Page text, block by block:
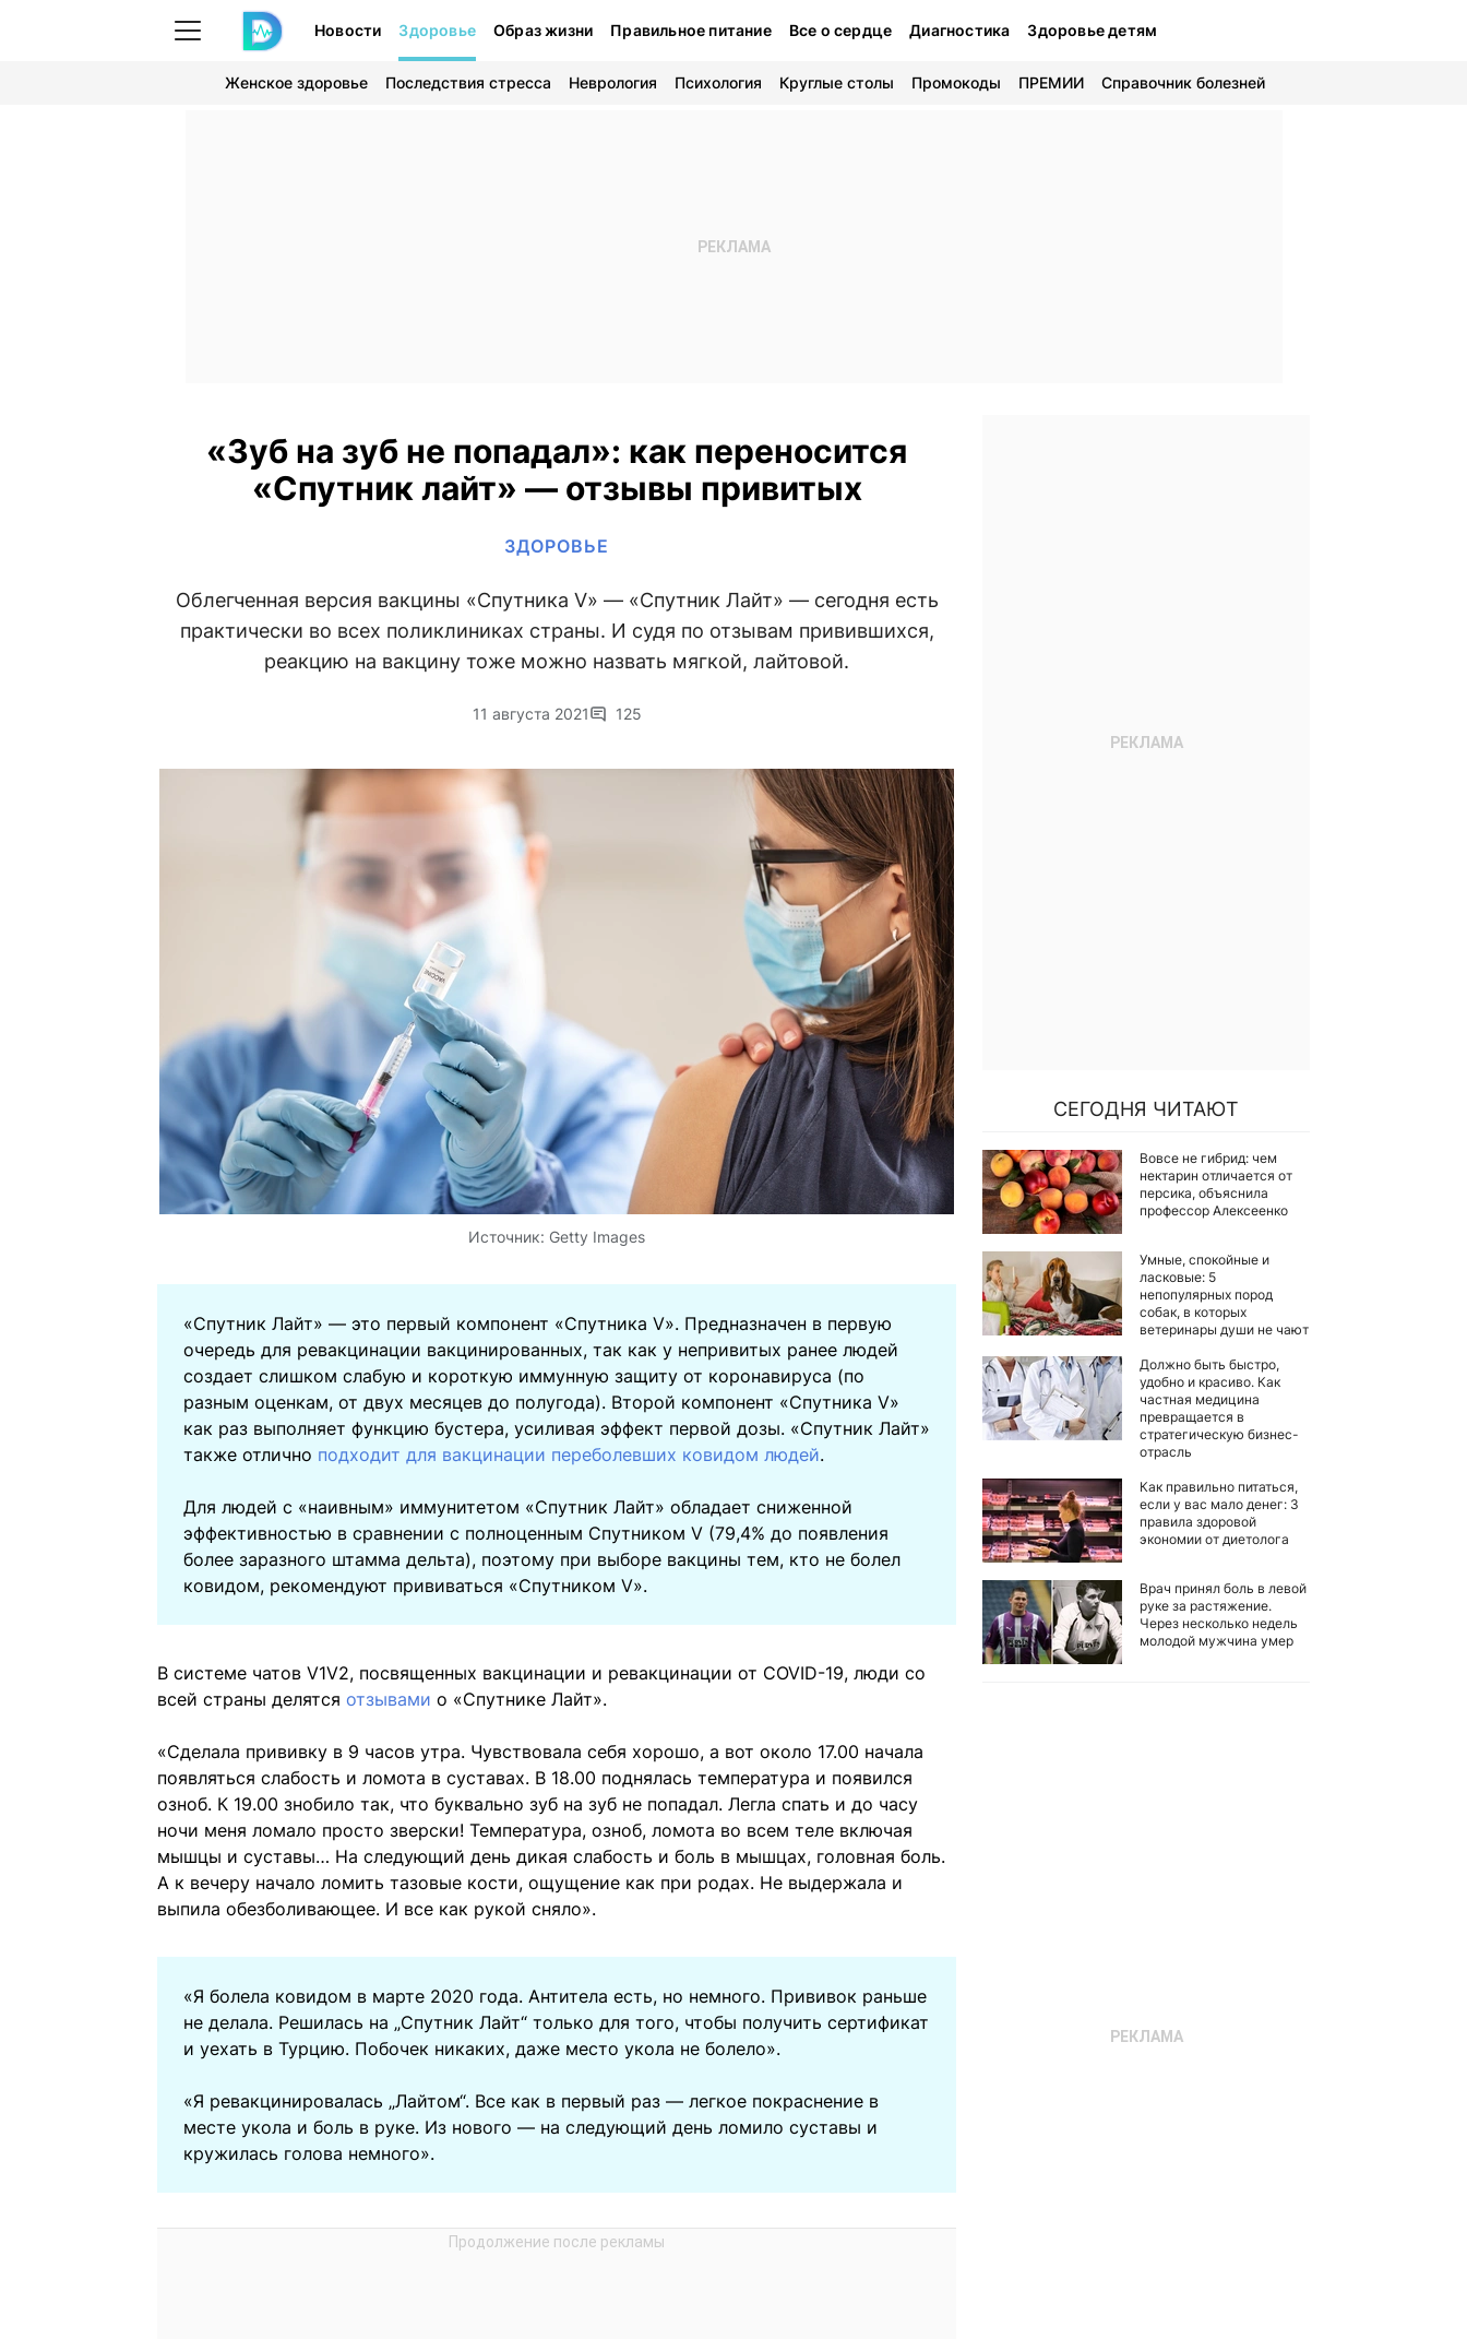
Новости Здоровье Образ жизни Правильное питание Все о сердце Диагностика Здоровье детям
Женское здоровье Последствия стресса Неврология Психология Круглые столы Промокоды ПРЕМИИ Справочник болезней
«Зуб на зуб не попадал»: как переносится
«Спутник лайт» — отзывы привитых
ЗДОРОВЬЕ
Облегченная версия вакцины «Спутника V» — «Спутник Лайт» — сегодня есть
практически во всех поликлиниках страны. И судя по отзывам привившихся,
реакцию на вакцину тоже можно назвать мягкой, лайтовой.
11 августа 2021 125
Источник: Getty Images
«Спутник Лайт» — это первый компонент «Спутника V». Предназначен в первую
очередь для ревакцинации вакцинированных, так как у непривитых ранее людей
создает слишком слабую и короткую иммунную защиту от коронавируса (по
разным оценкам, от двух месяцев до полугода). Второй компонент «Спутника V»
как раз выполняет функцию бустера, усиливая эффект первой дозы. «Спутник Лайт»
также отлично подходит для вакцинации переболевших ковидом людей.
Для людей с «наивным» иммунитетом «Спутник Лайт» обладает сниженной
эффективностью в сравнении с полноценным Спутником V (79,4% до появления
более заразного штамма дельта), поэтому при выборе вакцины тем, кто не болел
ковидом, рекомендуют прививаться «Спутником V».
В системе чатов V1V2, посвященных вакцинации и ревакцинации от COVID-19, люди со
всей страны делятся отзывами о «Спутнике Лайт».
«Сделала прививку в 9 часов утра. Чувствовала себя хорошо, а вот около 17.00 начала
появляться слабость и ломота в суставах. В 18.00 поднялась температура и появился
озноб. К 19.00 знобило так, что буквально зуб на зуб не попадал. Легла спать и до часу
ночи меня ломало просто зверски! Температура, озноб, ломота во всем теле включая
мышцы и суставы… На следующий день дикая слабость и боль в мышцах, головная боль.
А к вечеру начало ломить тазовые кости, ощущение как при родах. Не выдержала и
выпила обезболивающее. И все как рукой сняло».
«Я болела ковидом в марте 2020 года. Антитела есть, но немного. Прививок раньше
не делала. Решилась на „Спутник Лайт“ только для того, чтобы получить сертификат
и уехать в Турцию. Побочек никаких, даже место укола не болело».
«Я ревакцинировалась „Лайтом“. Все как в первый раз — легкое покраснение в
месте укола и боль в руке. Из нового — на следующий день ломило суставы и
кружилась голова немного».
СЕГОДНЯ ЧИТАЮТ
Вовсе не гибрид: чем
нектарин отличается от
персика, объяснила
профессор Алексеенко
Умные, спокойные и
ласковые: 5
непопулярных пород
собак, в которых
ветеринары души не чают
Должно быть быстро,
удобно и красиво. Как
частная медицина
превращается в
стратегическую бизнес-
отрасль
Как правильно питаться,
если у вас мало денег: 3
правила здоровой
экономии от диетолога
Врач принял боль в левой
руке за растяжение.
Через несколько недель
молодой мужчина умер